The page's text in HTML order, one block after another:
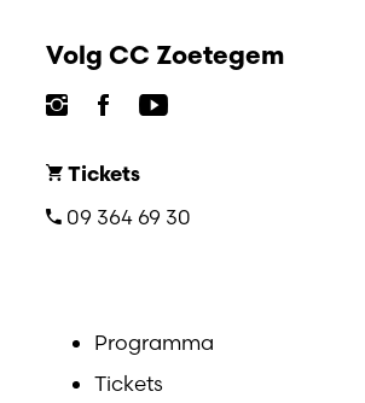
Volg CC Zoetegem
Tickets
09 364 69 30
Programma
Tickets